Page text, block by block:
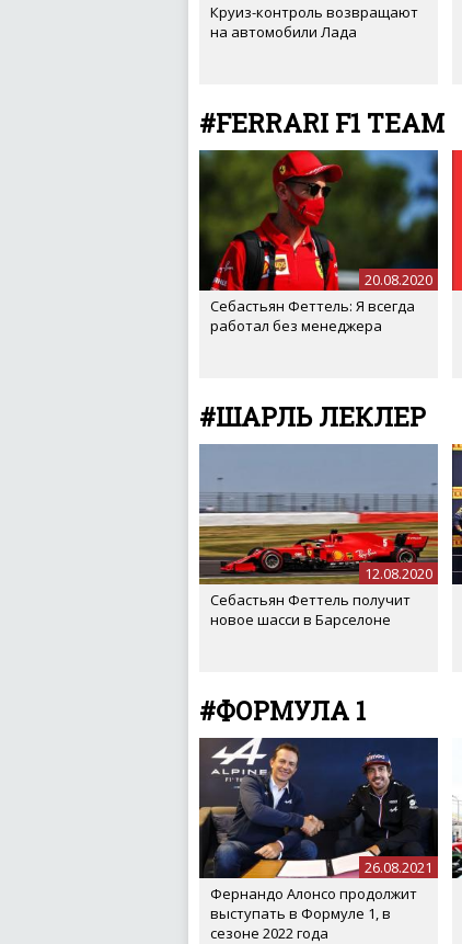
Круиз-контроль возвращают
на автомобили Лада
#FERRARI F1 TEAM
Себастьян Феттель: Я всегда
работал без менеджера
20.08.2020
#ШАРЛЬ ЛЕКЛЕР
Себастьян Феттель получит
новое шасси в Барселоне
12.08.2020
#ФОРМУЛА 1
Фернандо Алонсо продолжит
выступать в Формуле 1, в
сезоне 2022 года
26.08.2021